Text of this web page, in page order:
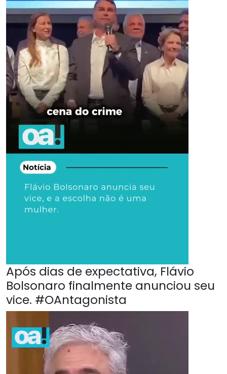
Após dias de expectativa, Flávio
Bolsonaro finalmente anunciou seu
vice. #OAntagonista